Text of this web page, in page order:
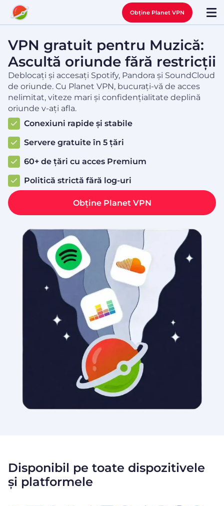
Obține Planet VPN
VPN gratuit pentru Muzică:
Ascultă oriunde fără restricții
Deblocați și accesați Spotify, Pandora și SoundCloud
de oriunde. Cu Planet VPN, bucurați-vă de acces
nelimitat, viteze mari și confidențialitate deplină
oriunde v-ați afla.
Conexiuni rapide și stabile
Servere gratuite în 5 țări
60+ de țări cu acces Premium
Politică strictă fără log-uri
Obține Planet VPN
Disponibil pe toate dispozitivele
și platformele